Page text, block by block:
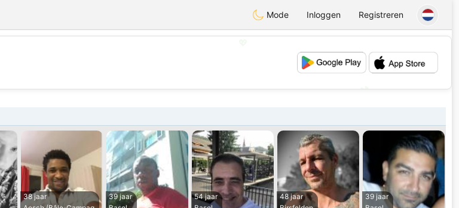
Mode Inloggen Registreren
💕
38 jaar
39 jaar
54 jaar
48 jaar
39 jaar